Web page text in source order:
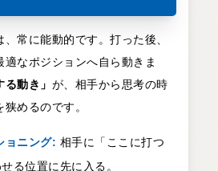
常に能動的です。打った後、
適なポジションへ自ら動きま
る動き」 が、相手から思考の時
めるのです。
ョニング: 相手に「ここに打つ
る位置に先に入る。